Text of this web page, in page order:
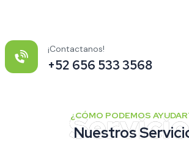
¡Contactanos!
+52 656 533 3568
¿CÓMO PODEMOS
Nuestros